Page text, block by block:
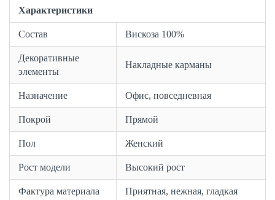
Характеристики
Состав Вискоза 100%
Декоративные
элементы
Накладные карманы
Назначение Офис, повседневная
Покрой Прямой
Пол Женский
Рост модели Высокий рост
Фактура материала Приятная, нежная, гладкая